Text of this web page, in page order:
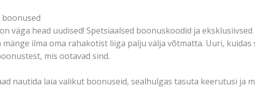
boonused
väga head uudised! Spetsiaalsed boonuskoodid ja
ilma oma rahakotist liiga palju välja võtmatta. Uuri, kuidas
mis ootavad sind.
nautida laia valikut boonuseid, sealhulgas tasuta keerutusi ja